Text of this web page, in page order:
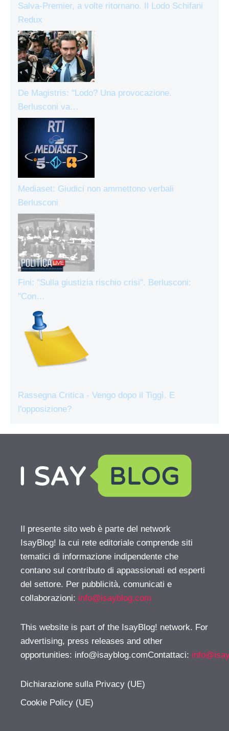
Salva-Premier, a volte ritornano. Il Lodo Schifani
Redux
De Magistris: "Lodo? Una provocazione.
Berlusconi va…
Mediaset: Giudici non ammettono verbali
Berlusconi
Fini: "Sulla giustizia rischio crisi". Berlusconi:
"Con…
Rassegna Critica - Vengo dopo il Tiggì. E
l'opposizione?
Il presente sito web è parte del network
IsayBlog! la cui rete editoriale comprende siti
tematici di informazione indipendente che
contano sul contributo di appassionati ed esperti
del settore. Per pubblicità, comunicati e
collaborazioni: info@isayblog.com
This website is part of the IsayBlog! network. For
advertising, press releases and other
opportunities: info@isayblog.comContattaci:
Dichiarazione sulla Privacy (UE)
Cookie Policy (UE)